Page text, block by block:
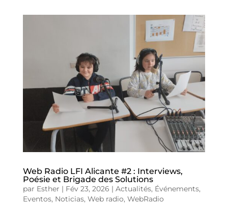
Web Radio LFI Alicante #2 : Interviews,
Poésie et Brigade des Solutions
par Esther | Fév 23, 2026 | Actualités, Événements,
Eventos, Noticias, Web radio, WebRadio